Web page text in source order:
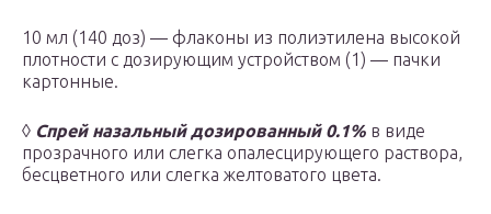
10 мл (140 доз) — флаконы из полиэтилена высокой
плотности с дозирующим устройством (1) — пачки
картонные.
◊ Спрей назальный дозированный 0.1% в виде
прозрачного или слегка опалесцирующего раствора,
бесцветного или слегка желтоватого цвета.